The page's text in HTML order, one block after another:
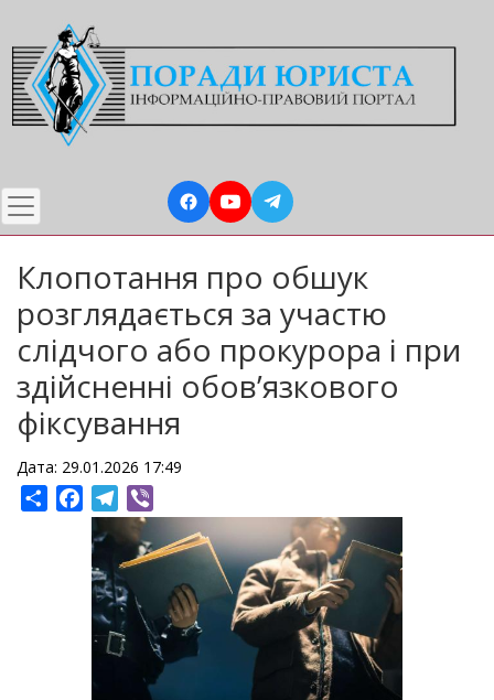
до
основного
вмісту
Клопотання про обшук
розглядається за участю
слідчого або прокурора і при
здійсненні обов’язкового
фіксування
Дата: 29.01.2026 17:49
ShareFacebookTelegram